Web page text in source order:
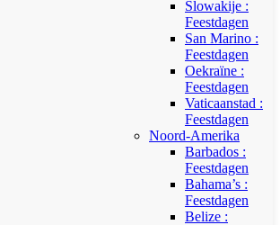
Slowakije :
Feestdagen
San Marino :
Feestdagen
Oekraïne :
Feestdagen
Vaticaanstad :
Feestdagen
Noord-Amerika
Barbados :
Feestdagen
Bahama’s :
Feestdagen
Belize :